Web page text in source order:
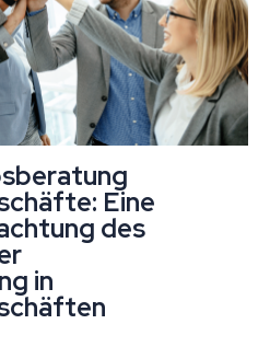
Eine
des
in